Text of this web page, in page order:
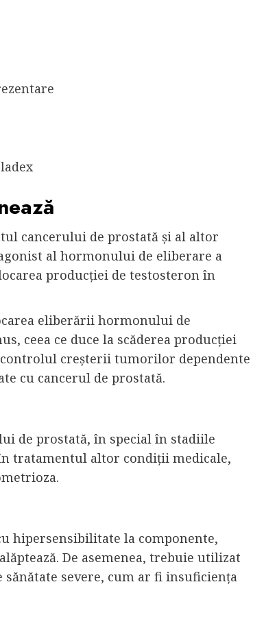
cancerului de prostată și al altor
al hormonului de eliberare a
producției de testosteron în
eliberării hormonului de
ceea ce duce la scăderea producției
creșterii tumorilor dependente
cu cancerul de prostată.
de prostată, în special în stadiile
tratamentul altor condiții medicale,
hipersensibilitate la componente,
De asemenea, trebuie utilizat
severe, cum ar fi insuficiența